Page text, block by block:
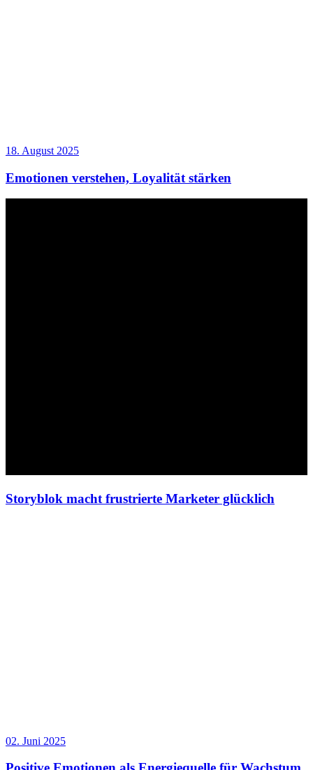
18. August 2025
Emotionen verstehen, Loyalität stärken
Storyblok macht frustrierte Marketer glücklich
02. Juni 2025